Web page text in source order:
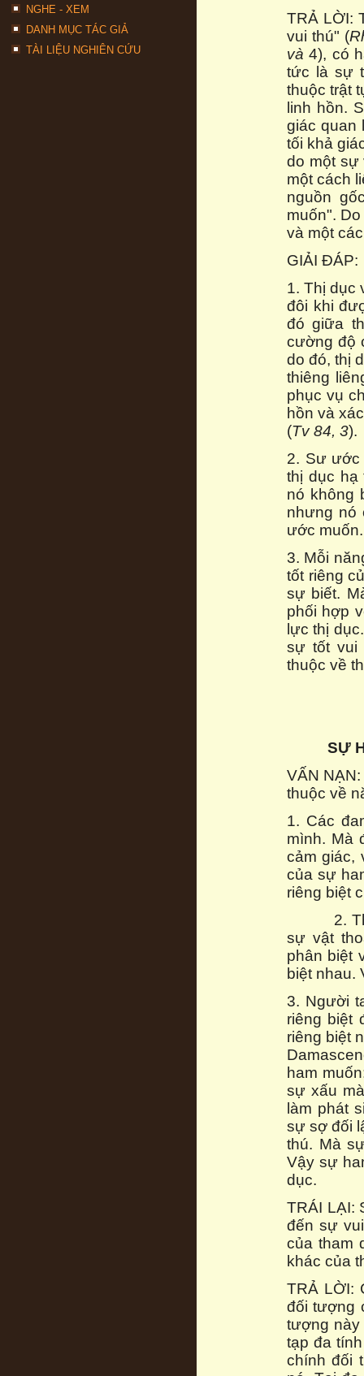
NGHE - XEM
DANH MỤC TÁC GIẢ
TÀI LIỆU NGHIÊN CỨU
TRẢ LỜI:
vui thú" (
và 4), có
tức là sự
thuộc trật
linh hồn.
giác quan
tối khả
do một sự
một cách
nguồn
muốn".
và một
GIẢI ĐÁP:
1. Thị dục
đôi khi
đó giữa
cường độ
do đó, thị
thiêng
phục vụ
hồn và
(Tv 84, 3).
2. Sư ước
thị dục hạ
nó không
nhưng nó
ước muốn.
3. Mỗi
tốt riêng
sự biết.
phối hợp
lực thị
sự tốt vui
thuộc về
SỰ
VẤN
thuộc về
1. Các
mình. Mà
cảm giác,
của sự
riêng biệt
2.
sự vật
phân biệt
biệt nhau.
3. Người
riêng biệt
riêng biệt
ham
sự xấu
làm phát
sự sợ đối
thú. Mà
Vậy sự
dục.
TRÁI LẠI:
đến sự
của tham
khác của
TRẢ LỜI:
đối tượng
tượng này
tạp đa
chính đối